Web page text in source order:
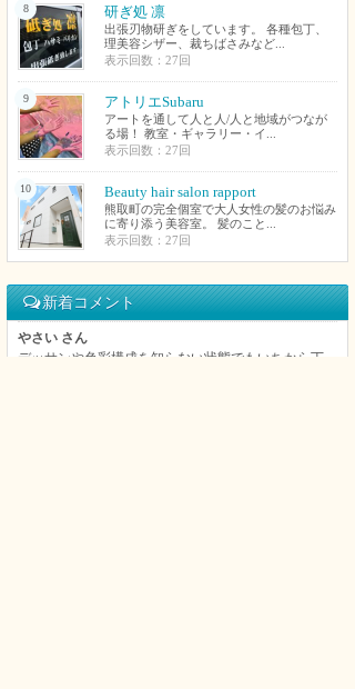
8 研ぎ処 凛
出張刃物研ぎをしています。 各種包丁、
理美容シザー、裁ちばさみなど...
表示回数：27回
9 アトリエSubaru
アートを通して人と人/人と地域がつなが
る場！ 教室・ギャラリー・イ...
表示回数：27回
10 Beauty hair salon rapport
熊取町の完全個室で大人女性の髪のお悩み
に寄り添う美容室。 髪のこと...
表示回数：27回
新着コメント
やさい さん
デッサンや色彩構成を知らない状態でもいちから丁